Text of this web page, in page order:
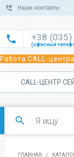
Наши контакты
 +38 (035)
(офисный

(офисный
 (офисный


Работа CALL-
САLL-ЦЕНТР

ГЛАВНАЯ